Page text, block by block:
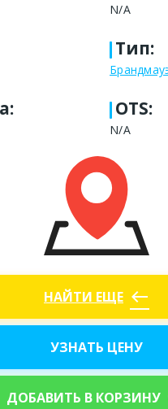
N/A
Тип:
: OTS:
N/A
НАЙТИ ЕЩЕ west
УЗНАТЬ ЦЕНУ
ДОБАВИТЬ В КОРЗИНУ